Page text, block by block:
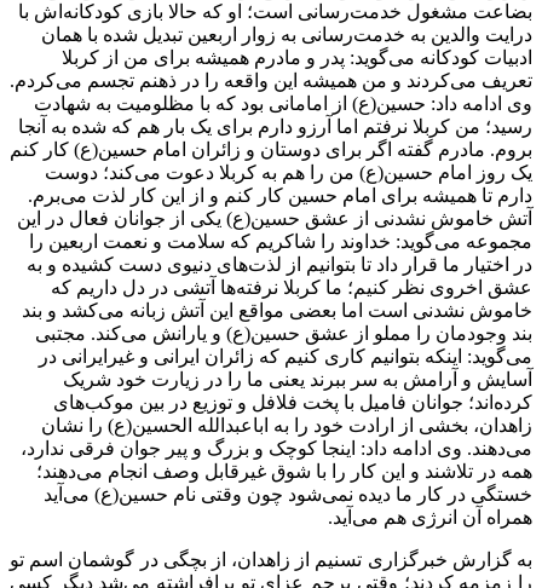
بضاعت مشغول خدمت‌رسانی است؛ او که حالا بازی کودکانه‌اش با
درایت والدین به خدمت‌رسانی به زوار اربعین تبدیل شده با همان
ادبیات کودکانه می‌گوید: پدر و مادرم همیشه برای من از کربلا
تعریف می‌کردند و من همیشه این واقعه را در ذهنم تجسم می‌کردم.
وی ادامه داد: حسین(ع) از امامانی بود که با مظلومیت به شهادت
رسید؛ من کربلا نرفتم اما آرزو دارم برای یک بار هم که شده به آنجا
بروم. مادرم گفته اگر برای دوستان و زائران امام حسین(ع) کار کنم
یک روز امام حسین(ع) من را هم به کربلا دعوت می‌کند؛ دوست
دارم تا همیشه برای امام حسین کار کنم و از این کار لذت می‌برم.
آتش خاموش نشدنی از عشق حسین(ع) یکی از جوانان فعال در این
مجموعه می‌گوید: خداوند را شاکریم که سلامت و نعمت اربعین را
در اختیار ما قرار داد تا بتوانیم از لذت‌های دنیوی دست کشیده و به
عشق اخروی نظر کنیم؛ ما کربلا نرفته‌ها آتشی در دل داریم که
خاموش نشدنی است اما بعضی مواقع این آتش زبانه می‌کشد و بند
بند وجودمان را مملو از عشق حسین(ع) و یارانش می‌کند. مجتبی
می‌گوید: اینکه بتوانیم کاری کنیم که زائران ایرانی و غیرایرانی در
آسایش و آرامش به سر ببرند یعنی ما را در زیارت خود شریک
کرده‌اند؛ جوانان فامیل با پخت فلافل و توزیع در بین موکب‌های
زاهدان، بخشی از ارادت خود را به اباعبدالله الحسین(ع) را نشان
می‌دهند. وی ادامه داد: اینجا کوچک و بزرگ و پیر جوان فرقی ندارد،
همه در تلاشند و این کار را با شوق غیرقابل وصف انجام می‌دهند؛
خستگی در کار ما دیده نمی‌شود چون وقتی نام حسین(ع) می‌آید
همراه آن انرژی هم می‌آید.
به گزارش خبرگزاری تسنیم از زاهدان، از بچگی در گوشمان اسم تو
را زمزمه کردند؛ وقتی پرچم عزای تو برافراشته می‌شد دیگر کسی